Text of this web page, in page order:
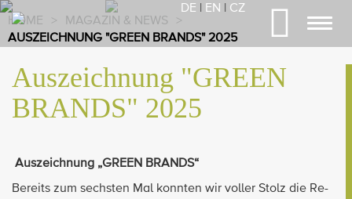
DE EN
CZ
HOME > MAGAZIN & NEWS
>
AUSZEICHNUNG "GREEN BRANDS" 2025
Auszeichnung "GREEN
BRANDS" 2025
Auszeichnung „GREEN BRANDS“
Bereits zum sechsten Mal konnten wir voller Stolz die Re-